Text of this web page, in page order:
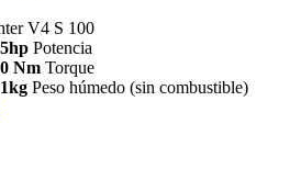
V4 S 100
Potencia
Nm Torque
Peso húmedo (sin combustible)